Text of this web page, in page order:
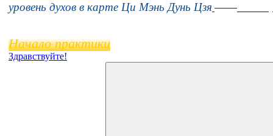
уровень духов в карте Ци Мэнь Дунь Цзя
Начало практики
Здравствуйте!